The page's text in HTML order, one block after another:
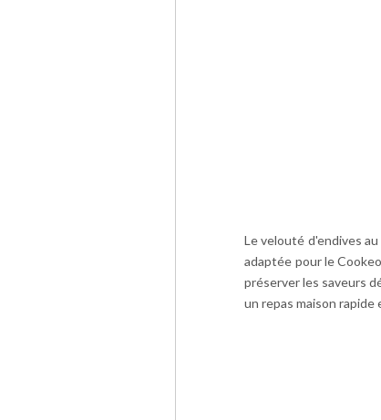
Le velouté d'endives
adaptée pour le
préserver les saveurs
un repas maison